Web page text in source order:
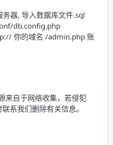
器, 导入数据库文件.sql
db.config.php
你的域名 /admin.php 账
来自于网络收集，若侵犯
系我们删除有关信息。